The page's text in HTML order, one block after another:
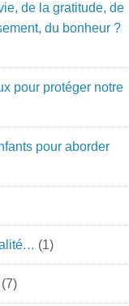
de la gratitude, de
du bonheur ?
pour protéger notre
pour aborder
(1)
(7)